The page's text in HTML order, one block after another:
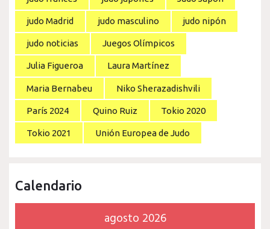
judo Madrid judo masculino judo nipón
judo noticias Juegos Olímpicos
Julia Figueroa Laura Martínez
Maria Bernabeu Niko Sherazadishvili
París 2024 Quino Ruiz Tokio 2020
Tokio 2021 Unión Europea de Judo
Calendario
agosto 2026